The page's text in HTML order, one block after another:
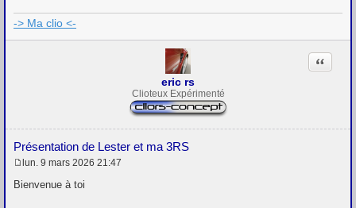
e
-> Ma clio <-
eric rs
Clioteux Expérimenté
Présentation de Lester et ma 3RS
Citation
e
lun. 9 mars 2026 21:47
Bienvenue à toi